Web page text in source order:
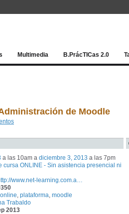
Multimedia B.PrácTICas 2.0
de Moodle
a las 10am a diciembre 3, 2013 a las 7pm
cursa ONLINE - Sin asistencia presencial ni
www.net-learning.com.a…
online, plataforma, moodle
Trabaldo
2013